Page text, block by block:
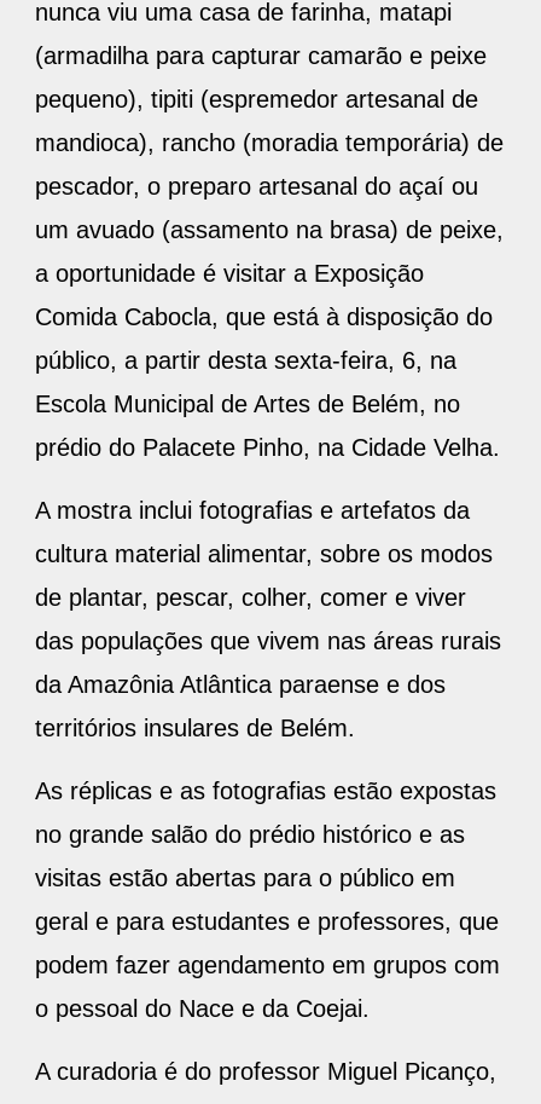
nunca viu uma casa de farinha, matapi
(armadilha para capturar camarão e peixe
pequeno), tipiti (espremedor artesanal de
mandioca), rancho (moradia temporária) de
pescador, o preparo artesanal do açaí ou
um avuado (assamento na brasa) de peixe,
a oportunidade é visitar a Exposição
Comida Cabocla, que está à disposição do
público, a partir desta sexta-feira, 6, na
Escola Municipal de Artes de Belém, no
prédio do Palacete Pinho, na Cidade Velha.
A mostra inclui fotografias e artefatos da
cultura material alimentar, sobre os modos
de plantar, pescar, colher, comer e viver
das populações que vivem nas áreas rurais
da Amazônia Atlântica paraense e dos
territórios insulares de Belém.
As réplicas e as fotografias estão expostas
no grande salão do prédio histórico e as
visitas estão abertas para o público em
geral e para estudantes e professores, que
podem fazer agendamento em grupos com
o pessoal do Nace e da Coejai.
A curadoria é do professor Miguel Picanço,